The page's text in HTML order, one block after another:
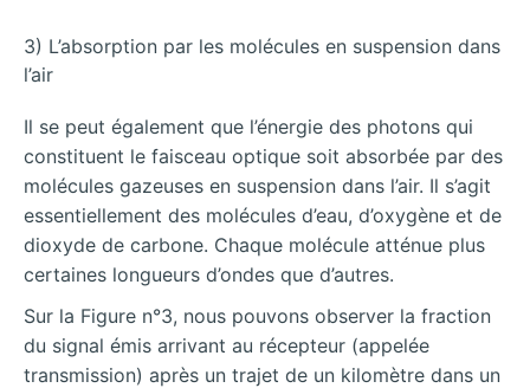
3) L’absorption par les molécules en suspension dans
l’air
Il se peut également que l’énergie des photons qui
constituent le faisceau optique soit absorbée par des
molécules gazeuses en suspension dans l’air. Il s’agit
essentiellement des molécules d’eau, d’oxygène et de
dioxyde de carbone. Chaque molécule atténue plus
certaines longueurs d’ondes que d’autres.
Sur la Figure n°3, nous pouvons observer la fraction
du signal émis arrivant au récepteur (appelée
transmission) après un trajet de un kilomètre dans un